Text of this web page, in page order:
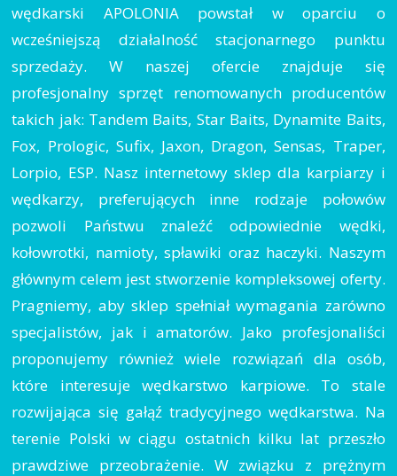
wędkarski APOLONIA powstał w oparciu o
wcześniejszą działalność stacjonarnego punktu
sprzedaży. W naszej ofercie znajduje się
profesjonalny sprzęt renomowanych producentów
takich jak: Tandem Baits, Star Baits, Dynamite Baits,
Fox, Prologic, Sufix, Jaxon, Dragon, Sensas, Traper,
Lorpio, ESP. Nasz internetowy sklep dla karpiarzy i
wędkarzy, preferujących inne rodzaje połowów
pozwoli Państwu znaleźć odpowiednie wędki,
kołowrotki, namioty, spławiki oraz haczyki. Naszym
głównym celem jest stworzenie kompleksowej oferty.
Pragniemy, aby sklep spełniał wymagania zarówno
specjalistów, jak i amatorów. Jako profesjonaliści
proponujemy również wiele rozwiązań dla osób,
które interesuje wędkarstwo karpiowe. To stale
rozwijająca się gałąź tradycyjnego wędkarstwa. Na
terenie Polski w ciągu ostatnich kilku lat przeszło
prawdziwe przeobrażenie. W związku z prężnym